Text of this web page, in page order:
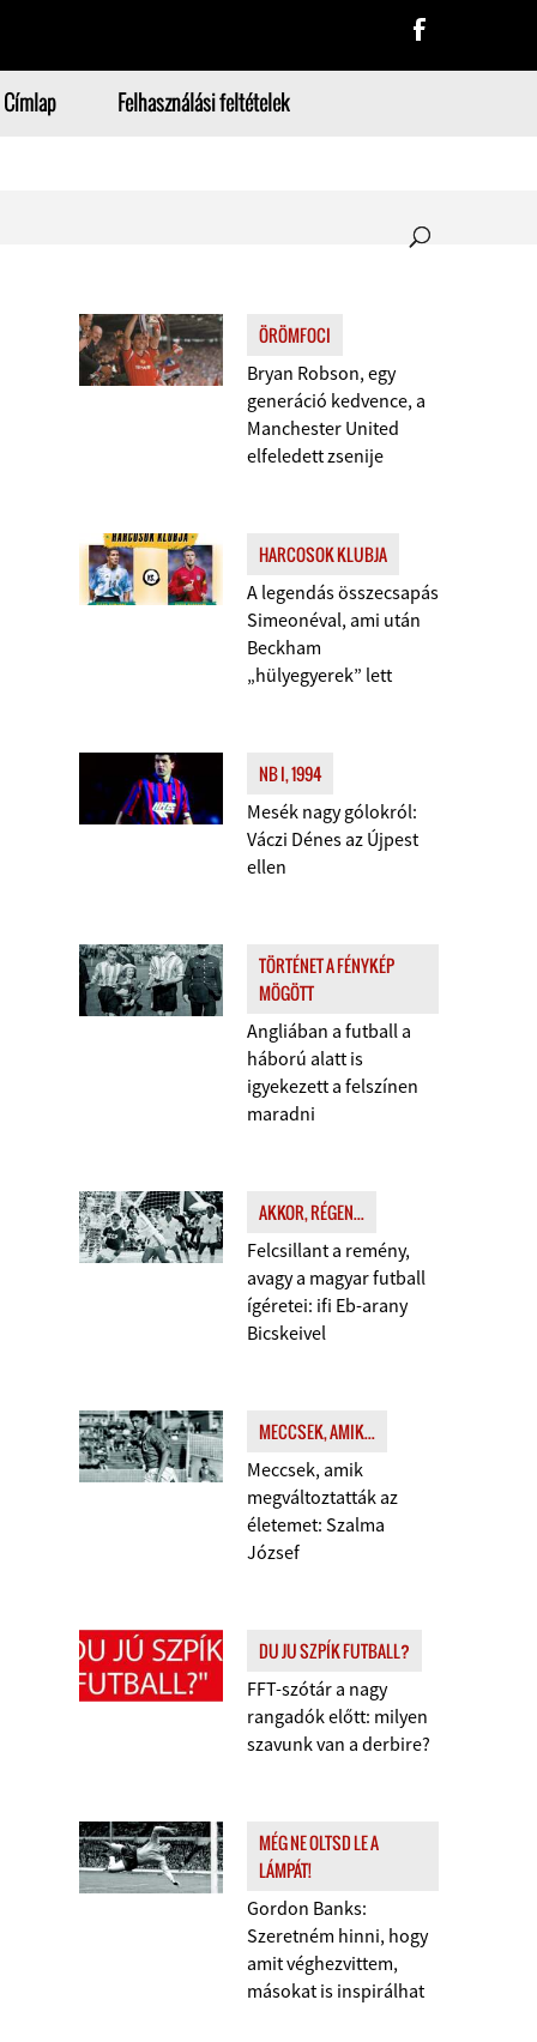
Címlap Felhasználási feltételek
ÖRÖMFOCI
Bryan Robson, egy
generáció kedvence, a
Manchester United
elfeledett zsenije
HARCOSOK KLUBJA
A legendás összecsapás
Simeonéval, ami után
Beckham
„hülyegyerek” lett
NB I, 1994
Mesék nagy gólokról:
Váczi Dénes az Újpest
ellen
TÖRTÉNET A FÉNYKÉP
MÖGÖTT
Angliában a futball a
háború alatt is
igyekezett a felszínen
maradni
AKKOR, RÉGEN...
Felcsillant a remény,
avagy a magyar futball
ígéretei: ifi Eb-arany
Bicskeivel
MECCSEK, AMIK...
Meccsek, amik
megváltoztatták az
életemet: Szalma
József
DU JU SZPÍK FUTBALL?
FFT-szótár a nagy
rangadók előtt: milyen
szavunk van a derbire?
MÉG NE OLTSD LE A
LÁMPÁT!
Gordon Banks:
Szeretném hinni, hogy
amit véghezvittem,
másokat is inspirálhat